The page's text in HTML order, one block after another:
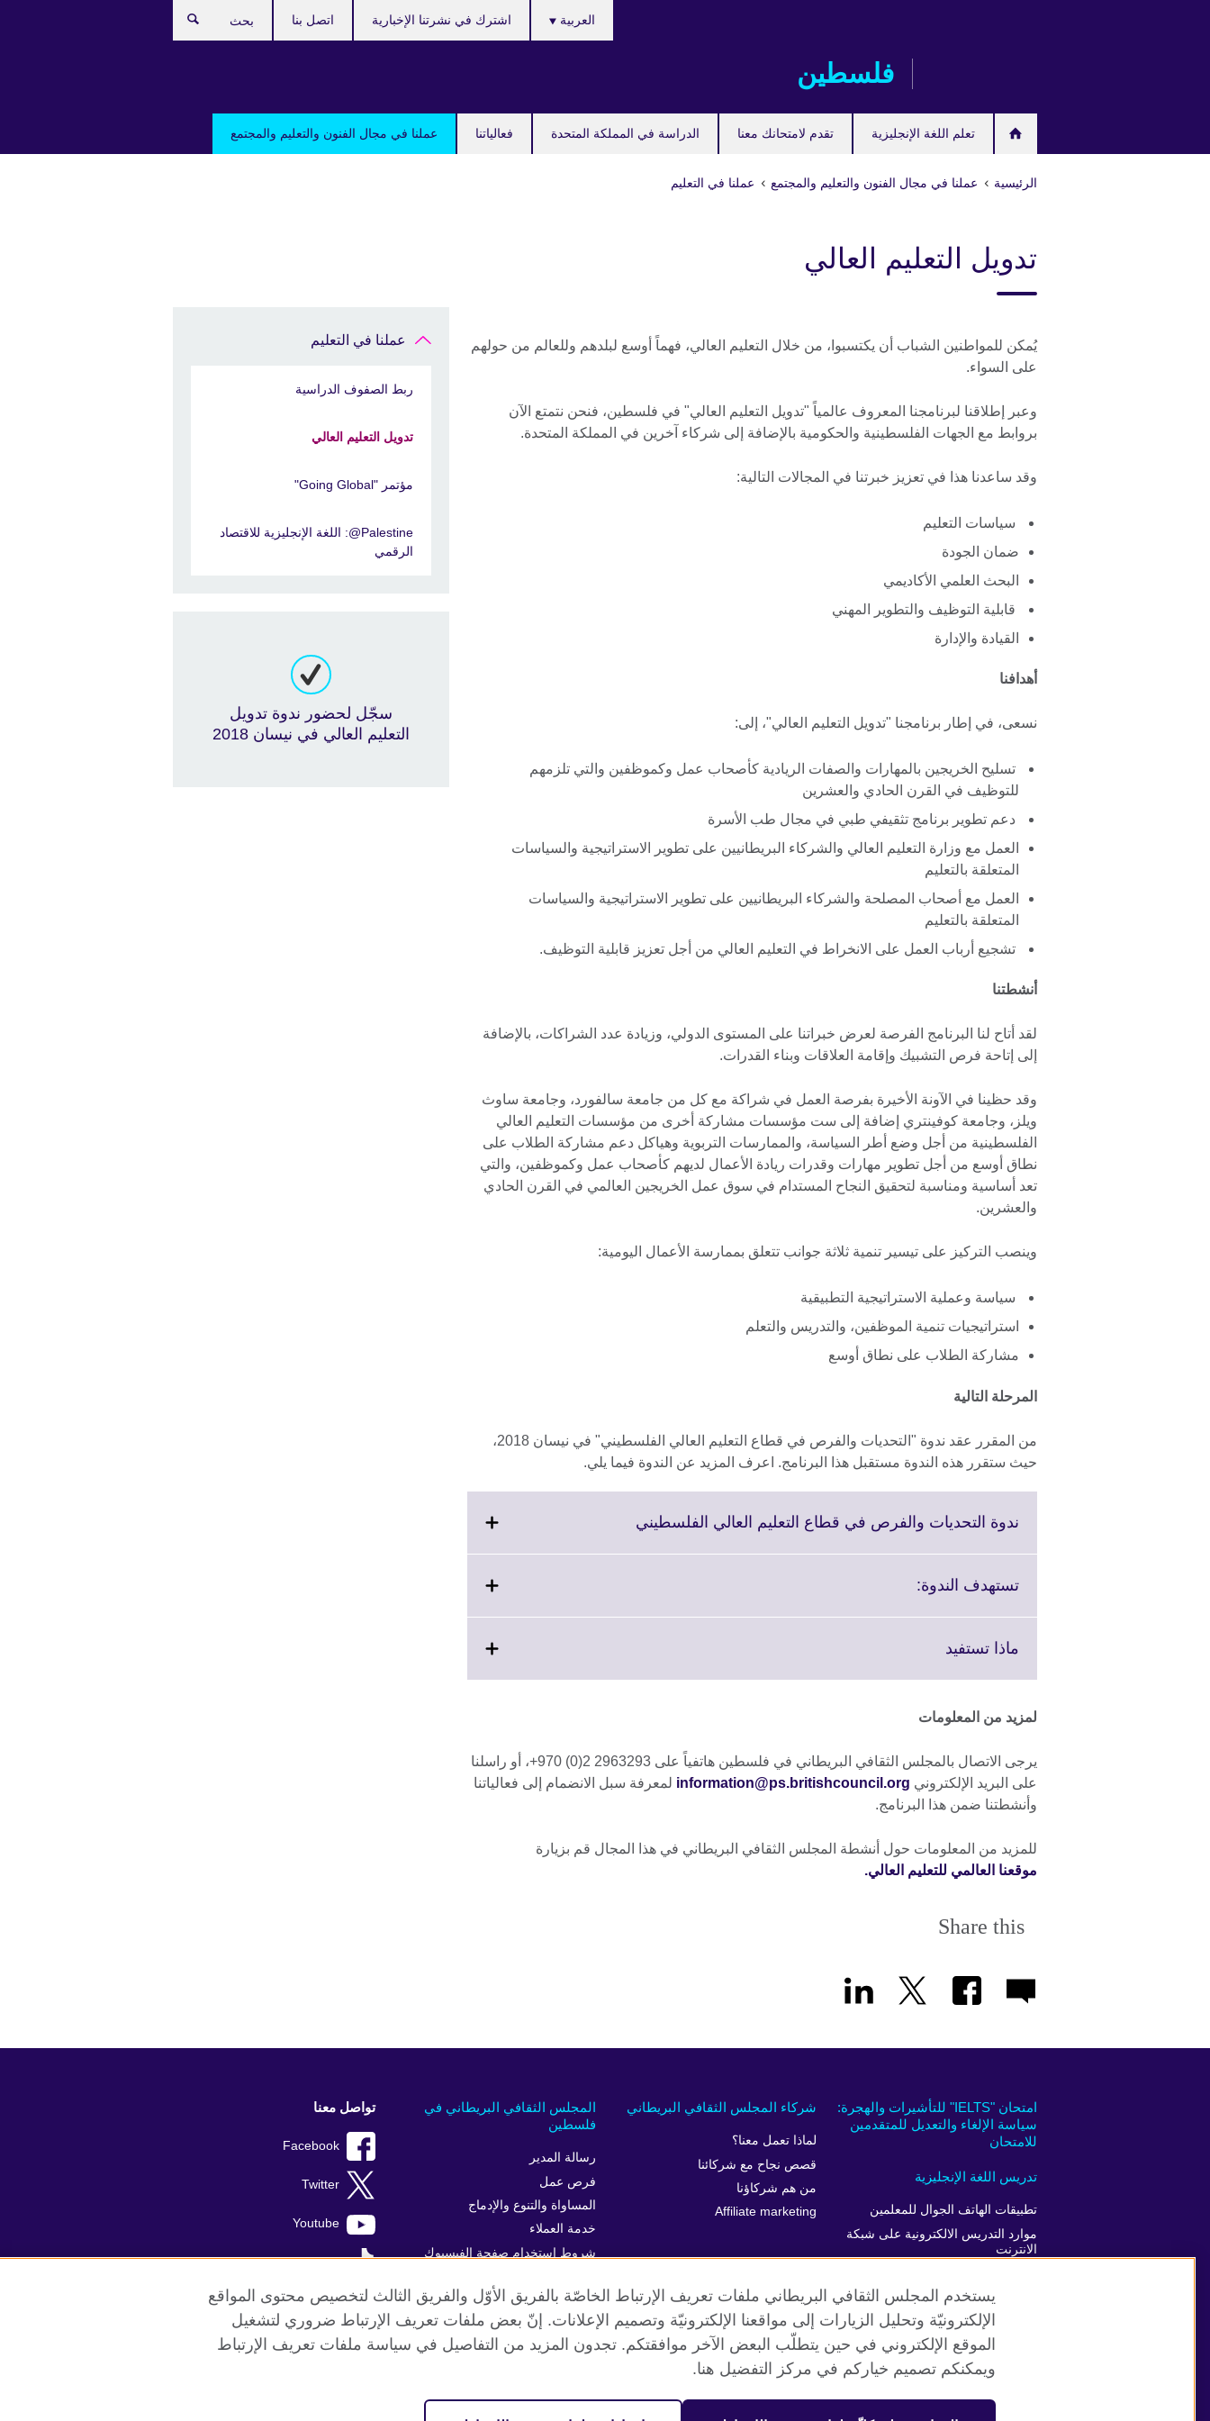
فلسطين
تعلم اللغة الإنجليزية تقدم لامتحانك معنا الدراسة في المملكة المتحدة فعالياتنا عملنا في مجال الفنون والتعليم والمجتمع
العربية اشترك في نشرتنا الإخبارية اتصل بنا
الرئيسية عملنا في مجال الفنون والتعليم والمجتمع عملنا في التعليم
تدويل التعليم العالي
يُمكن للمواطنين الشباب أن يكتسبوا، من خلال التعليم العالي، فهماً أوسع لبلدهم وللعالم من حولهم
على السواء.
وعبر إطلاقنا لبرنامجنا المعروف عالمياً "تدويل التعليم العالي" في فلسطين، فنحن نتمتع الآن
بروابط مع الجهات الفلسطينية والحكومية بالإضافة إلى شركاء آخرين في المملكة المتحدة.
وقد ساعدنا هذا في تعزيز خبرتنا في المجالات التالية:
سياسات التعليم
ضمان الجودة
البحث العلمي الأكاديمي
قابلية التوظيف والتطوير المهني
القيادة والإدارة
أهدافنا
نسعى، في إطار برنامجنا "تدويل التعليم العالي"، إلى:
تسليح الخريجين بالمهارات والصفات الريادية كأصحاب عمل وكموظفين والتي تلزمهم
للتوظيف في القرن الحادي والعشرين
دعم تطوير برنامج تثقيفي طبي في مجال طب الأسرة
العمل مع وزارة التعليم العالي والشركاء البريطانيين على تطوير الاستراتيجية والسياسات
المتعلقة بالتعليم
العمل مع أصحاب المصلحة والشركاء البريطانيين على تطوير الاستراتيجية والسياسات
المتعلقة بالتعليم
تشجيع أرباب العمل على الانخراط في التعليم العالي من أجل تعزيز قابلية التوظيف.
أنشطتنا
لقد أتاح لنا البرنامج الفرصة لعرض خبراتنا على المستوى الدولي، وزيادة عدد الشراكات، بالإضافة
إلى إتاحة فرص التشبيك وإقامة العلاقات وبناء القدرات.
وقد حظينا في الآونة الأخيرة بفرصة العمل في شراكة مع كل من جامعة سالفورد، وجامعة ساوث
ويلز، وجامعة كوفينتري إضافة إلى ست مؤسسات مشاركة أخرى من مؤسسات التعليم العالي
الفلسطينية من أجل وضع أطر السياسة، والممارسات التربوية وهياكل دعم مشاركة الطلاب على
نطاق أوسع من أجل تطوير مهارات وقدرات ريادة الأعمال لديهم كأصحاب عمل وكموظفين، والتي
تعد أساسية ومناسبة لتحقيق النجاح المستدام في سوق عمل الخريجين العالمي في القرن الحادي
والعشرين.
وينصب التركيز على تيسير تنمية ثلاثة جوانب تتعلق بممارسة الأعمال اليومية:
سياسة وعملية الاستراتيجية التطبيقية
استراتيجيات تنمية الموظفين، والتدريس والتعلم
مشاركة الطلاب على نطاق أوسع
المرحلة التالية
من المقرر عقد ندوة "التحديات والفرص في قطاع التعليم العالي الفلسطيني" في نيسان 2018،
حيث ستقرر هذه الندوة مستقبل هذا البرنامج. اعرف المزيد عن الندوة فيما يلي.
ندوة التحديات والفرص في قطاع التعليم العالي الفلسطيني
تستهدف الندوة:
ماذا تستفيد
More
information
available.
لمزيد من المعلومات
يرجى الاتصال بالمجلس الثقافي البريطاني في فلسطين هاتفياً على 2963293 2(0) 970+، أو راسلنا
على البريد الإلكتروني information@ps.britishcouncil.org لمعرفة سبل الانضمام إلى فعالياتنا
وأنشطتنا ضمن هذا البرنامج.
للمزيد من المعلومات حول أنشطة المجلس الثقافي البريطاني في هذا المجال قم بزيارة
موقعنا العالمي للتعليم العالي.
Share this
عملنا في التعليم
ربط الصفوف الدراسية
تدويل التعليم العالي
مؤتمر "Going Global"
Palestine@: اللغة الإنجليزية للاقتصاد
الرقمي
سجّل لحضور ندوة تدويل
التعليم العالي في نيسان 2018
المجلس الثقافي البريطاني في
فلسطين
رسالة المدير
فرص عمل
المساواة والتنوع والإدماج
خدمة العملاء
شروط استخدام صفحة الفيسبوك
شركاء المجلس الثقافي البريطاني
لماذا تعمل معنا؟
قصص نجاح مع شركائنا
من هم شركاؤنا
Affiliate marketing
امتحان "IELTS" للتأشيرات والهجرة:
سياسة الإلغاء والتعديل للمتقدمين
للامتحان
تدريس اللغة الإنجليزية
تطبيقات الهاتف الجوال للمعلمين
موارد التدريس الالكترونية على شبكة
الانترنت
تواصل معنا
Facebook
Twitter
Youtube
TikTok
موقع المجلس الثقافي البريطاني العالمي الخصوصية وشروط الاستخدام
يستخدم المجلس الثقافي البريطاني ملفات تعريف الإرتباط الخاصّة بالفريق الأوّل والفريق الثالث لتخصيص محتوى المواقع
الإلكترونيّة وتحليل الزيارات إلى مواقعنا الإلكترونيّة وتصميم الإعلانات. إنّ بعض ملفات تعريف الإرتباط ضروري لتشغيل
الموقع الإلكتروني في حين يتطلّب البعض الآخر موافقتكم. تجدون المزيد من التفاصيل في سياسة ملفات تعريف الإرتباط
ويمكنكم تصميم خياركم في مركز التفضيل هنا.